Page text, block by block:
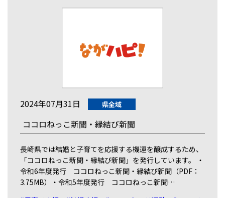
2024年07月31日 県全域
ココロねっこ新聞・縁結び新聞
長崎県では結婚と子育てを応援する機運を醸成するため、
「ココロねっこ新聞・縁結び新聞」を発行しています。 ・
令和6年度発行 ココロねっこ新聞・縁結び新聞（PDF：
3.75MB）・令和5年度発行 ココロねっこ新聞…